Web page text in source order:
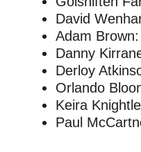
David
Adam
Danny
Derloy
Orlando
Keira
Paul